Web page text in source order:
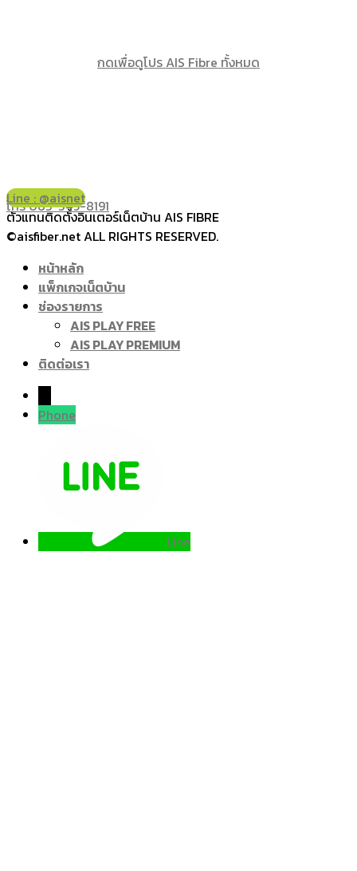
กดเพื่อดูโปร AIS Fibre ทั้งหมด
โทร 065-349-8191
Line : @aisnet
ตัวแทนติดตั้งอินเตอร์เน็ตบ้าน AIS FIBRE
©aisfiber.net ALL RIGHTS RESERVED.
หน้าหลัก
แพ็กเกจเน็ตบ้าน
ช่องรายการ
AIS PLAY FREE
AIS PLAY PREMIUM
ติดต่อเรา
Phone
Line